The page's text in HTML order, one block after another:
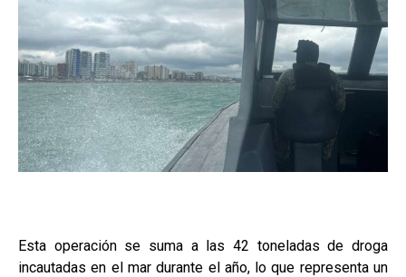
Esta operación se suma a las 42 toneladas de droga
incautadas en el mar durante el año, lo que representa un